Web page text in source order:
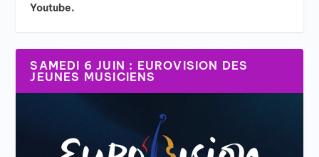
Youtube.
SAMEDI 6 JUIN : EUROVISION DES
JEUNES MUSICIENS